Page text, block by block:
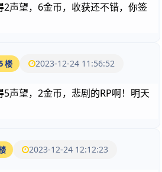
声望，6金币，收获还不错，你签
楼 2023-12-24 11:56:52
声望，2金币，悲剧的RP啊！明天
2023-12-24 12:12:23